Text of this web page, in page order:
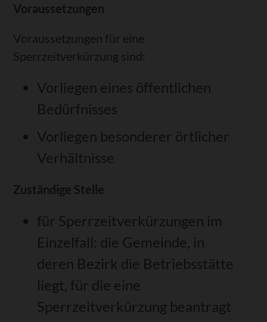
Voraussetzungen
Voraussetzungen für eine
Sperrzeitverkürzung sind:
Vorliegen eines öffentlichen
Bedürfnisses
Vorliegen besonderer örtlicher
Verhältnisse
Zuständige Stelle
für Sperrzeitverkürzungen im
Einzelfall: die Gemeinde, in
deren Bezirk die Betriebsstätte
liegt, für die eine
Sperrzeitverkürzung beantragt